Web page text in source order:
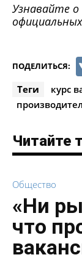
Узнавайте
ПОДЕЛИТЬСЯ:
Теги курс
Читайте
Общество
«Ни
что